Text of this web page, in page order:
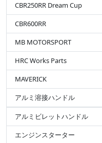
CBR250RR Dream Cup
CBR600RR
MB MOTORSPORT
HRC Works Parts
MAVERICK
アルミ溶接ハンドル
アルミビレットハンドル
エンジンスターター